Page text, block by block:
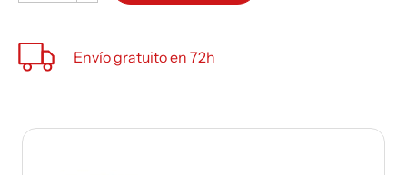
Envío gratuito en 72h